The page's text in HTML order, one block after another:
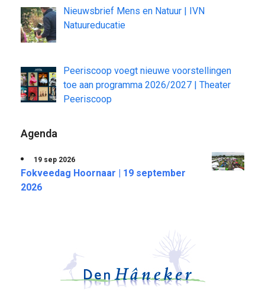
Nieuwsbrief Mens en Natuur | IVN
Natuureducatie
Peeriscoop voegt nieuwe voorstellingen
toe aan programma 2026/2027 | Theater
Peeriscoop
Agenda
19 sep 2026
Fokveedag Hoornaar | 19 september
2026